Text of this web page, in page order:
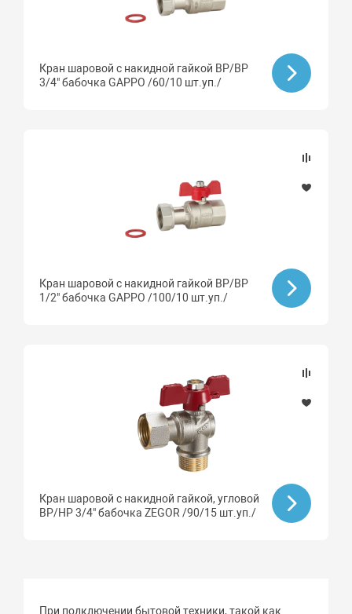
Кран шаровой с накидной гайкой ВР/ВР
3/4" бабочка GAPPO /60/10 шт.уп./
Кран шаровой с накидной гайкой ВР/ВР
1/2" бабочка GAPPO /100/10 шт.уп./
Кран шаровой с накидной гайкой, угловой
ВР/НР 3/4" бабочка ZEGOR /90/15 шт.уп./
При подключении бытовой техники, такой как